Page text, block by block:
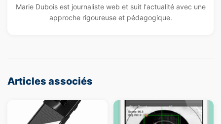
Marie Dubois est journaliste web et suit l'actualité avec une
approche rigoureuse et pédagogique.
Articles associés